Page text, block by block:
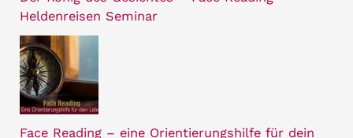
Heldenreisen Seminar
Face Reading – eine Orientierungshilfe für dein